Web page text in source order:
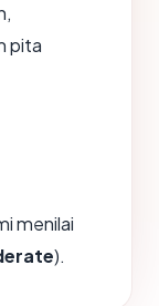
pita
menilai
).